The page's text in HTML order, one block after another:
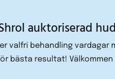
auktoriserad
valfri behandling vardagar
bästa resultat!